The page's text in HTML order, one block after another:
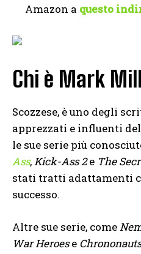
Amazon a questo
Chi è Mark
Scozzese, è uno degli
apprezzati e influenti
le sue serie più
Ass,Kick-Ass 2e The
stati tratti adattamenti
successo.
Altre sue serie, come
War Heroese Chrononauts